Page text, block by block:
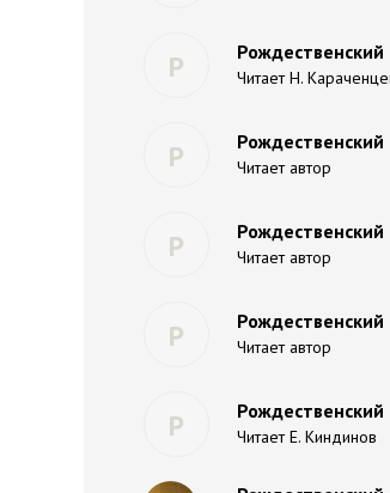
Р Читает Н.
Р Читает автор
Р Читает автор
Р Читает автор
Р Читает Е. Киндинов